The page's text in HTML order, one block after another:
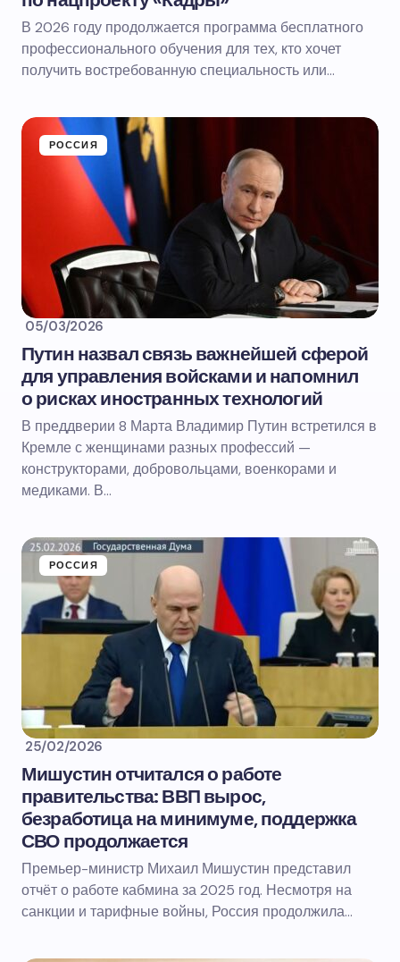
В 2026 году продолжается программа бесплатного
профессионального обучения для тех, кто хочет
получить востребованную специальность или…
РОССИЯ
05/03/2026
Путин назвал связь важнейшей сферой
для управления войсками и напомнил
о рисках иностранных технологий
В преддверии 8 Марта Владимир Путин встретился в
Кремле с женщинами разных профессий —
конструкторами, добровольцами, военкорами и
медиками. В…
РОССИЯ
25/02/2026
Мишустин отчитался о работе
правительства: ВВП вырос,
безработица на минимуме, поддержка
СВО продолжается
Премьер-министр Михаил Мишустин представил
отчёт о работе кабмина за 2025 год. Несмотря на
санкции и тарифные войны, Россия продолжила…